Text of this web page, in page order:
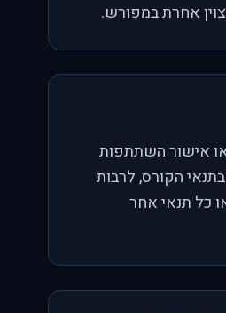
אחרת במפורש.
אישור השתתפות
הקורס, לרבות
כל תנאי אחר